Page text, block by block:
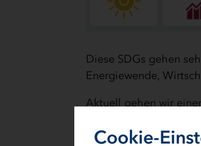
Cookie-
Diese SDGs gehen
Energiewende,
Aktuell gehen wir
Zielkonflikte auf. Hier